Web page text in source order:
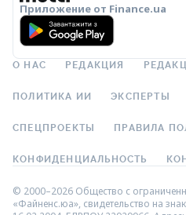
Приложение от Finance.ua
О НАС РЕДАКЦИЯ
ПОЛИТИКА ИИ ЭКСПЕРТЫ
СПЕЦПРОЕКТЫ ПРАВИЛА
КОНФИДЕНЦИАЛЬНОСТЬ
© 2000–2026 Общество с
«Файненс.юа», свидетельство на